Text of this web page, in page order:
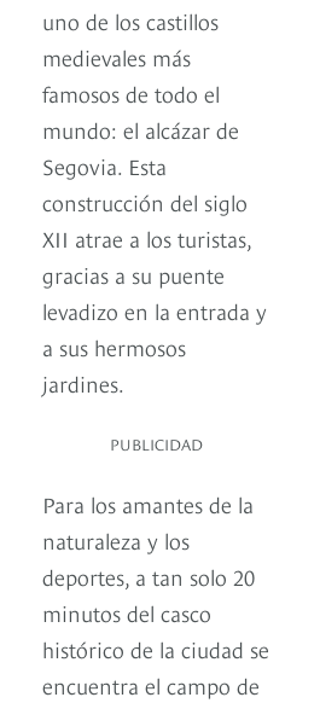
uno de los castillos
medievales más
famosos de todo el
mundo: el alcázar de
Segovia. Esta
construcción del siglo
XII atrae a los turistas,
gracias a su puente
levadizo en la entrada y
a sus hermosos
jardines.
PUBLICIDAD
Para los amantes de la
naturaleza y los
deportes, a tan solo 20
minutos del casco
histórico de la ciudad se
encuentra el campo de